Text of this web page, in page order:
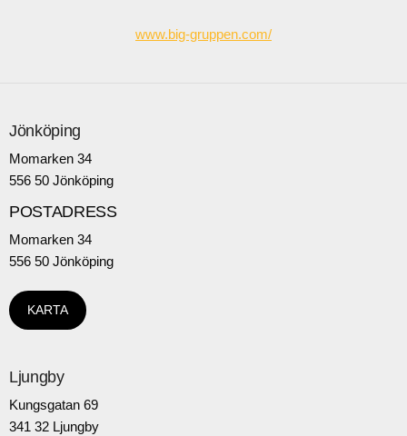
www.big-gruppen.com/
Jönköping
Momarken 34
556 50 Jönköping
POSTADRESS
Momarken 34
556 50 Jönköping
KARTA
Ljungby
Kungsgatan 69
341 32 Ljungby